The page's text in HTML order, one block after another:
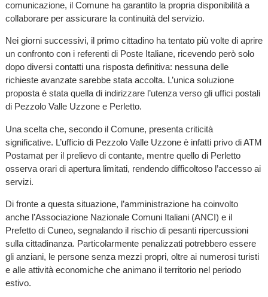
comunicazione, il Comune ha garantito la propria disponibilità a
collaborare per assicurare la continuità del servizio.
Nei giorni successivi, il primo cittadino ha tentato più volte di aprire
un confronto con i referenti di Poste Italiane, ricevendo però solo
dopo diversi contatti una risposta definitiva: nessuna delle
richieste avanzate sarebbe stata accolta. L’unica soluzione
proposta è stata quella di indirizzare l’utenza verso gli uffici postali
di Pezzolo Valle Uzzone e Perletto.
Una scelta che, secondo il Comune, presenta criticità
significative. L’ufficio di Pezzolo Valle Uzzone è infatti privo di ATM
Postamat per il prelievo di contante, mentre quello di Perletto
osserva orari di apertura limitati, rendendo difficoltoso l’accesso ai
servizi.
Di fronte a questa situazione, l’amministrazione ha coinvolto
anche l’Associazione Nazionale Comuni Italiani (ANCI) e il
Prefetto di Cuneo, segnalando il rischio di pesanti ripercussioni
sulla cittadinanza. Particolarmente penalizzati potrebbero essere
gli anziani, le persone senza mezzi propri, oltre ai numerosi turisti
e alle attività economiche che animano il territorio nel periodo
estivo.